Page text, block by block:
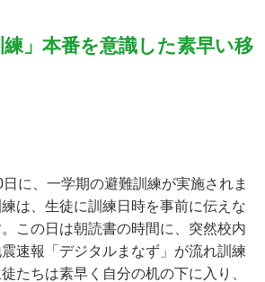
練」本番を意識した素早い移
に、一学期の避難訓練が実施されま
は、生徒に訓練日時を事前に伝えな
この日は朝読書の時間に、突然校内
速報「デジタルまなず」が流れ訓練
たちは素早く自分の机の下に入り、